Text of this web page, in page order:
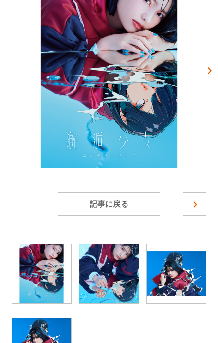
記事に戻る